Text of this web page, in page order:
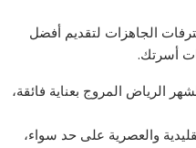
الجاهزات لتقديم أفضل
أسرتك.
الرياض المروج بعناية فائقة،
والعصرية على حد سواء،